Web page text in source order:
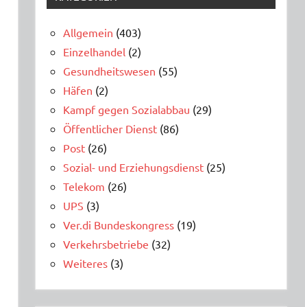
Allgemein (403)
Einzelhandel (2)
Gesundheitswesen (55)
Häfen (2)
Kampf gegen Sozialabbau (29)
Öffentlicher Dienst (86)
Post (26)
Sozial- und Erziehungsdienst (25)
Telekom (26)
UPS (3)
Ver.di Bundeskongress (19)
Verkehrsbetriebe (32)
Weiteres (3)